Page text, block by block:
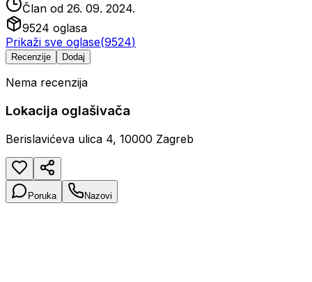
Član od 26. 09. 2024.
9524 oglasa
Prikaži sve oglase(9524)
Recenzije Dodaj
Nema recenzija
Lokacija oglašivača
Berislavićeva ulica 4, 10000 Zagreb
Poruka Nazovi